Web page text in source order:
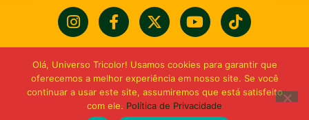
Olá, Universo Tricolor! Usamos cookies para garantir que
oferecemos a melhor experiência em nosso site. Se você
continuar a usar este site, assumiremos que está satisfeito
com ele. Política de Privacidade